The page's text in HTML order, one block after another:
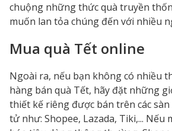
chuộng những thức quà truyền
muốn lan tỏa chúng đến với nhiều
Mua quà Tết online
Ngoài ra, nếu bạn không có nhiều
hàng bán quà Tết, hãy đặt những
thiết kế riêng được bán trên các
tử như: Shopee, Lazada, Tiki,... Nếu